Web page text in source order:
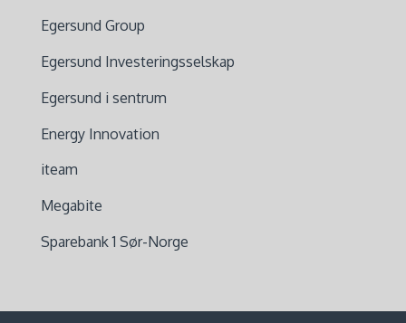
Egersund Group
Egersund Investeringsselskap
Egersund i sentrum
Energy Innovation
iteam
Megabite
Sparebank 1 Sør-Norge